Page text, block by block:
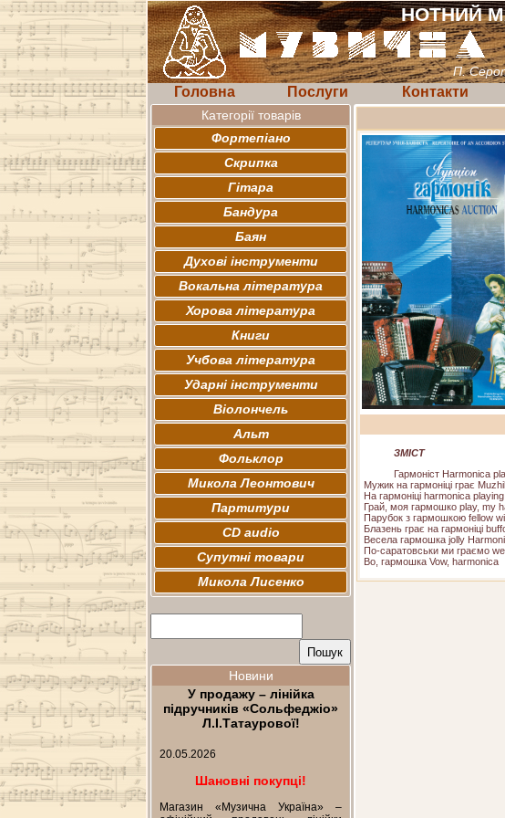
НОТНИЙ
П.
Головна Послуги Контакти
Категорії товарів
Фортепіано
Скрипка
Гітара
Бандура
Баян
Духові інструменти
Вокальна література
Хорова література
Книги
Учбова література
Ударні інструменти
Віолончель
Альт
Фольклор
Микола Леонтович
Партитури
CD audio
Супутні товари
Микола Лисенко
Новини
У продажу – лінійка
підручників «Сольфеджіо»
Л.І.Татаурової!
20.05.2026
Шановні покупці!
Магазин «Музична Україна» –
ЗМІСТ
Гармоніст Harmonica
Мужик на гармоніці грає
На гармоніці harmonica playing
Грай, моя гармошко play, my
Парубок з гармошкою fellow
Блазень грає на гармоніці
Весела гармошка jolly
По-саратовськи ми граємо
Во, гармошка Vow, harmonica